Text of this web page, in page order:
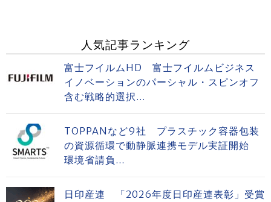
人気記事ランキング
富士フイルムHD 富士フイルムビジネス
イノベーションのパーシャル・スピンオフ
含む戦略的選択...
TOPPANなど9社 プラスチック容器包装
の資源循環で動静脈連携モデル実証開始
環境省請負...
日印産連 「2026年度日印産連表彰」受賞